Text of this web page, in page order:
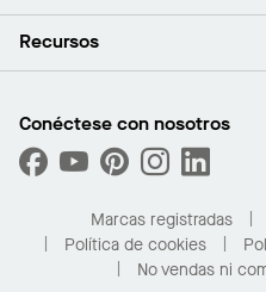
Sala de prensa
¿Cuáles son mis opciones de
Plafones
Capacidades personalizadas
Desempeño
Recursos
Buscar un distribuidor
Solicitar muestras
Compre en línea con Kanopi
Para el hogar
Conéctese con nosotros
Marcas registradas
Política de cookies
No vendas ni